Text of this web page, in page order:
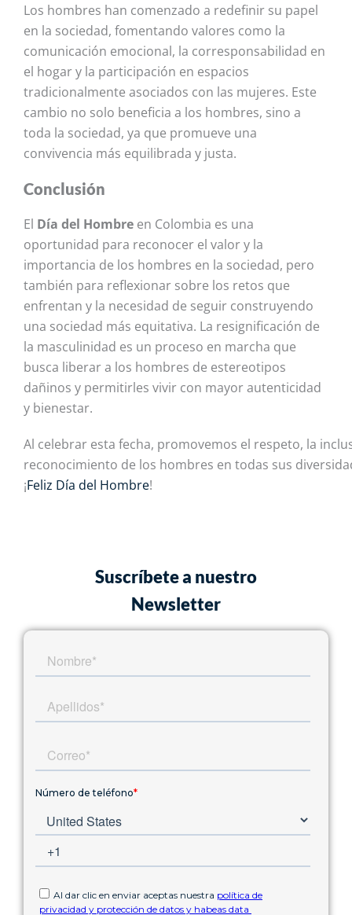
Los hombres han comenzado a redefinir su papel
en la sociedad, fomentando valores como la
comunicación emocional, la corresponsabilidad en
el hogar y la participación en espacios
tradicionalmente asociados con las mujeres. Este
cambio no solo beneficia a los hombres, sino a
toda la sociedad, ya que promueve una
convivencia más equilibrada y justa.
Conclusión
El Día del Hombre en Colombia es una
oportunidad para reconocer el valor y la
importancia de los hombres en la sociedad, pero
también para reflexionar sobre los retos que
enfrentan y la necesidad de seguir construyendo
una sociedad más equitativa. La resignificación de
la masculinidad es un proceso en marcha que
busca liberar a los hombres de estereotipos
dañinos y permitirles vivir con mayor autenticidad
y bienestar.
Al celebrar esta fecha, promovemos el respeto, la
reconocimiento de los hombres en todas sus
¡Feliz Día del Hombre!
Suscríbete a nuestro
Newsletter